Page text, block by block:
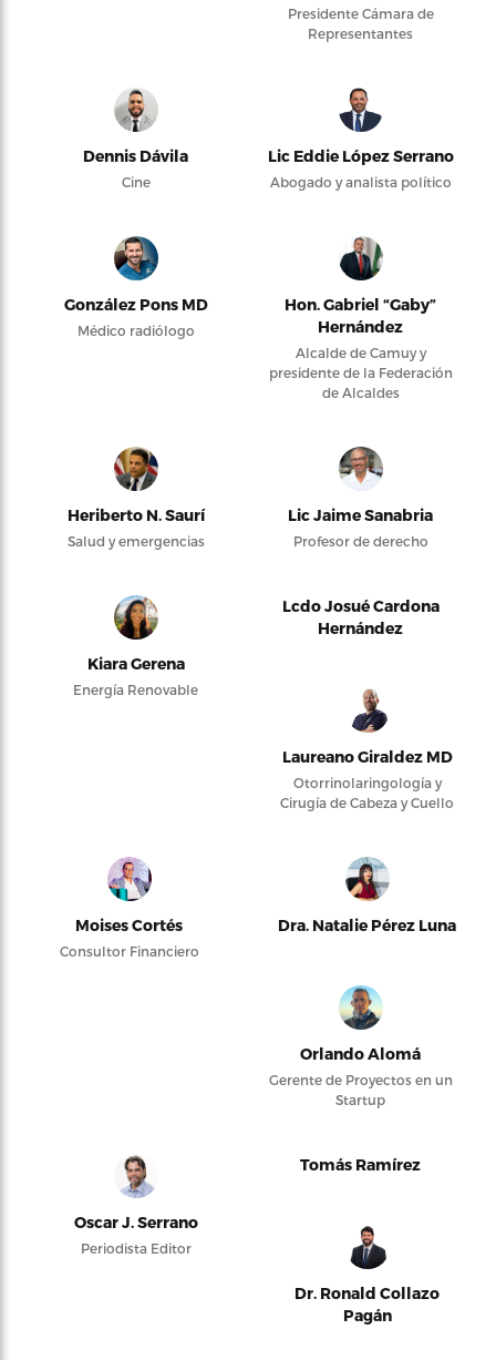
Presidente Cámara de
Representantes
Dennis Dávila
Cine
Lic Eddie López Serrano
Abogado y analista político
González Pons MD
Médico radiólogo
Hon. Gabriel “Gaby”
Hernández
Alcalde de Camuy y
presidente de la Federación
de Alcaldes
Heriberto N. Saurí
Salud y emergencias
Lic Jaime Sanabria
Profesor de derecho
Kiara Gerena
Energía Renovable
Lcdo Josué Cardona
Hernández
Laureano Giraldez MD
Otorrinolaringología y
Cirugía de Cabeza y Cuello
Moises Cortés
Consultor Financiero
Dra. Natalie Pérez Luna
Orlando Alomá
Gerente de Proyectos en un
Startup
Oscar J. Serrano
Periodista Editor
Tomás Ramírez
Dr. Ronald Collazo
Pagán